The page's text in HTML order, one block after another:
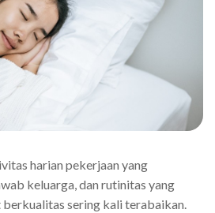
harian pekerjaan yang
keluarga, dan rutinitas yang
sering kali terabaikan.